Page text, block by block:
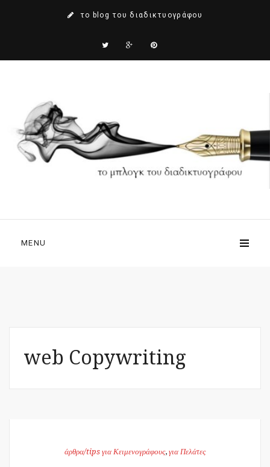
το blog του διαδικτυογράφου
MENU
web Copywriting
άρθρα/tips για Κειμενογράφους, για Πελάτες